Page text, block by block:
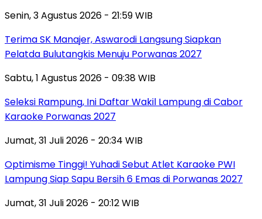
Senin, 3 Agustus 2026 - 21:59 WIB
Terima SK Manajer, Aswarodi Langsung Siapkan
Pelatda Bulutangkis Menuju Porwanas 2027
Sabtu, 1 Agustus 2026 - 09:38 WIB
Seleksi Rampung, Ini Daftar Wakil Lampung di Cabor
Karaoke Porwanas 2027
Jumat, 31 Juli 2026 - 20:34 WIB
Optimisme Tinggi! Yuhadi Sebut Atlet Karaoke PWI
Lampung Siap Sapu Bersih 6 Emas di Porwanas 2027
Jumat, 31 Juli 2026 - 20:12 WIB